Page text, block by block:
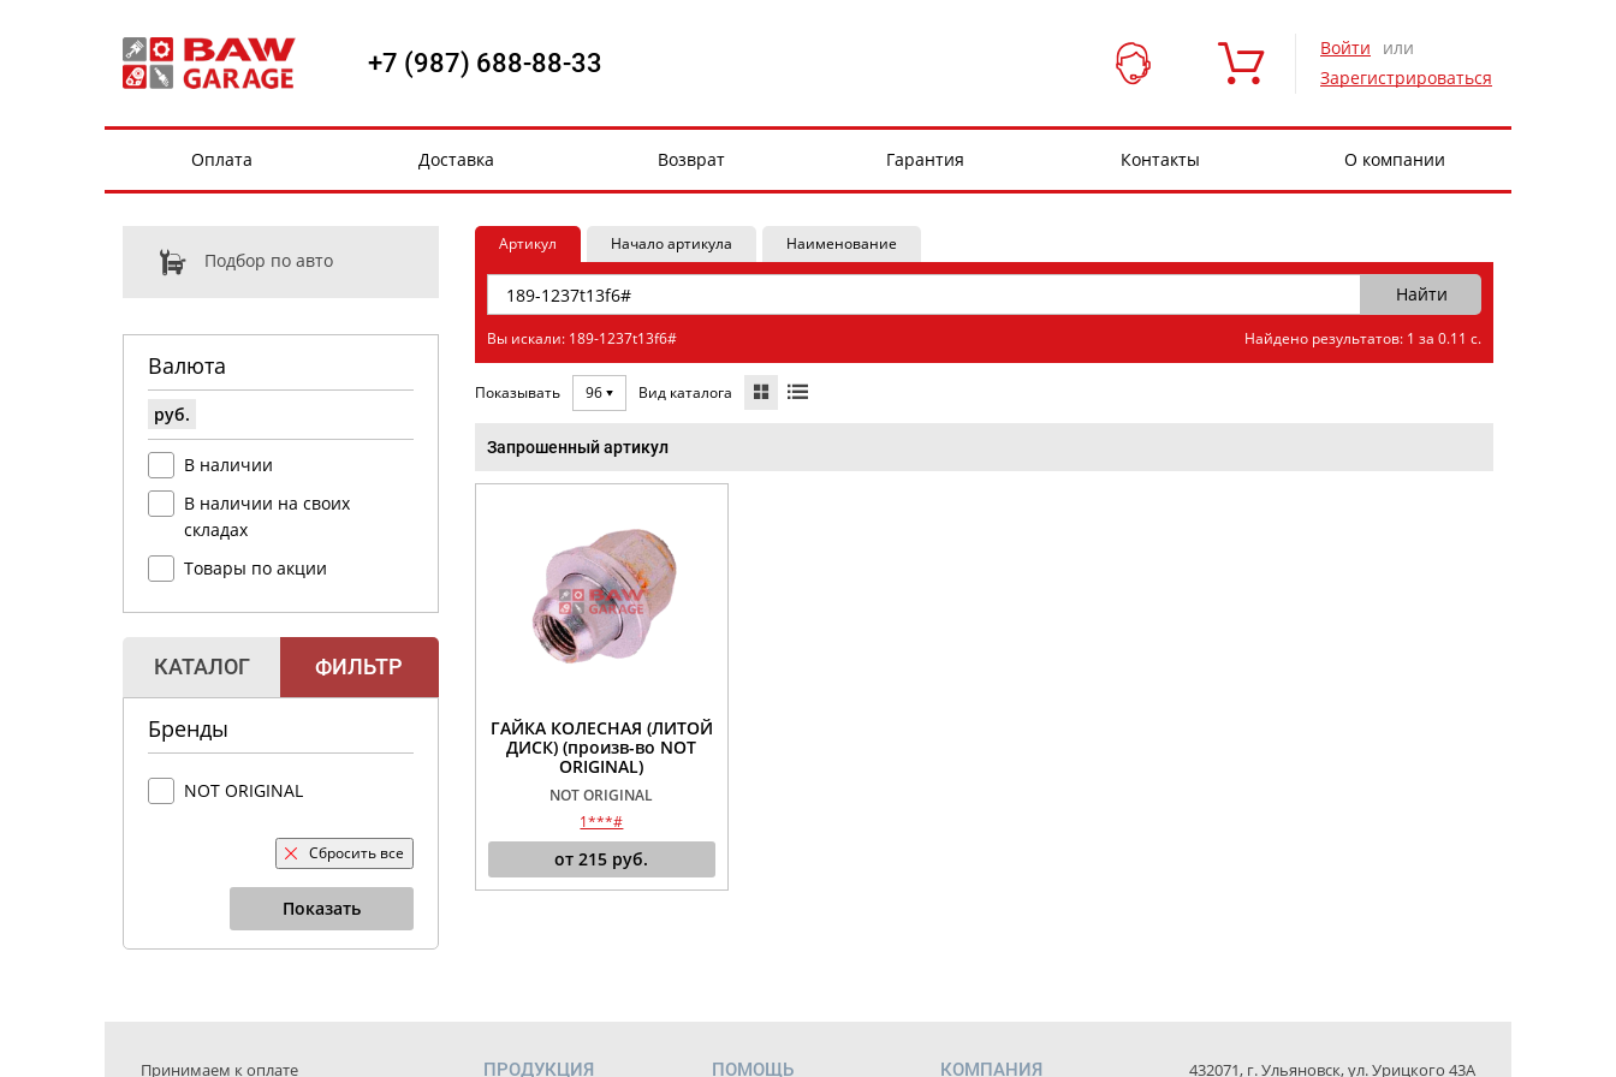
+7 (987) 688-88-33 Войти
или
Зарегистрироваться
Оплата Доставка Возврат Гарантия Контакты О компании
Подбор по авто
Валюта
руб.
В наличии
В наличии на своих
складах
Товары по акции
КАТАЛОГ ФИЛЬТР
Бренды
NOT ORIGINAL
Сбросить все
Показать
Артикул Начало артикула Наименование
Вы искали: 189-1237t13f6# Найдено результатов: 1 за 0.11 с.
Показывать 96 Вид каталога
Запрошенный артикул
ГАЙКА КОЛЕСНАЯ (ЛИТОЙ
ДИСК) (произв-во NOT
ORIGINAL)
NOT ORIGINAL
1***#
от215 руб.
Принимаем к оплате ПРОДУКЦИЯ ПОМОЩЬ КОМПАНИЯ 432071, г. Ульяновск, ул. Урицкого 43А